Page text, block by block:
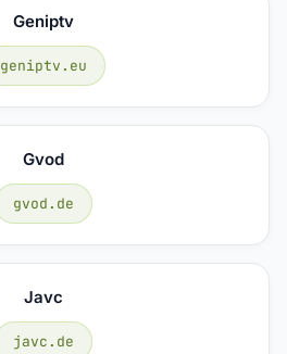
Geniptv
geniptv.eu
Gvod
gvod.de
Javc
javc.de